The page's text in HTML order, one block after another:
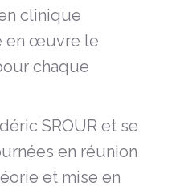
clinique
en œuvre le
chaque
SROUR et se
en réunion
et mise en